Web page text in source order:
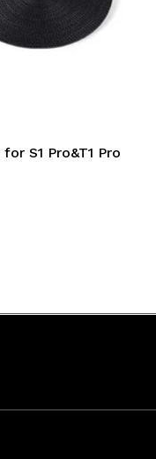
S1 Pro&T1 Pro